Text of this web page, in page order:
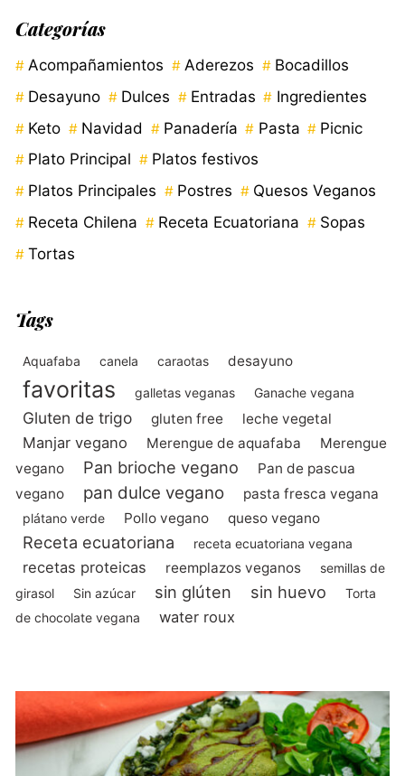
Categorías
Acompañamientos Aderezos
Bocadillos
Desayuno
Dulces Entradas
Ingredientes
Keto
Navidad Panadería Pasta
Picnic
Plato Principal
Platos festivos
Platos Principales
Postres
Quesos Veganos
Receta Chilena
Receta Ecuatoriana
Sopas
Tortas
Tags
Aquafaba canela caraotas desayuno
favoritas galletas veganas Ganache vegana
Gluten de trigo gluten free leche vegetal
Manjar vegano Merengue de aquafaba
Merengue
vegano
Pan brioche vegano
Pan de pascua
vegano
pan dulce vegano pasta fresca vegana
plátano verde Pollo vegano queso vegano
Receta ecuatoriana receta ecuatoriana vegana
recetas proteicas reemplazos veganos
semillas de
girasol
Sin azúcar sin glúten sin huevo
Torta
de chocolate vegana
water roux